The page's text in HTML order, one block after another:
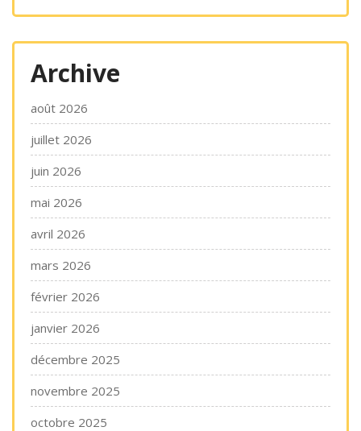
Archive
août 2026
juillet 2026
juin 2026
mai 2026
avril 2026
mars 2026
février 2026
janvier 2026
décembre 2025
novembre 2025
octobre 2025